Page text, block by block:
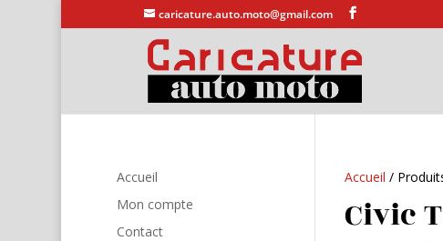
caricature.auto.moto@gmail.com
Accueil /
Civic
Accueil
Mon compte
Contact